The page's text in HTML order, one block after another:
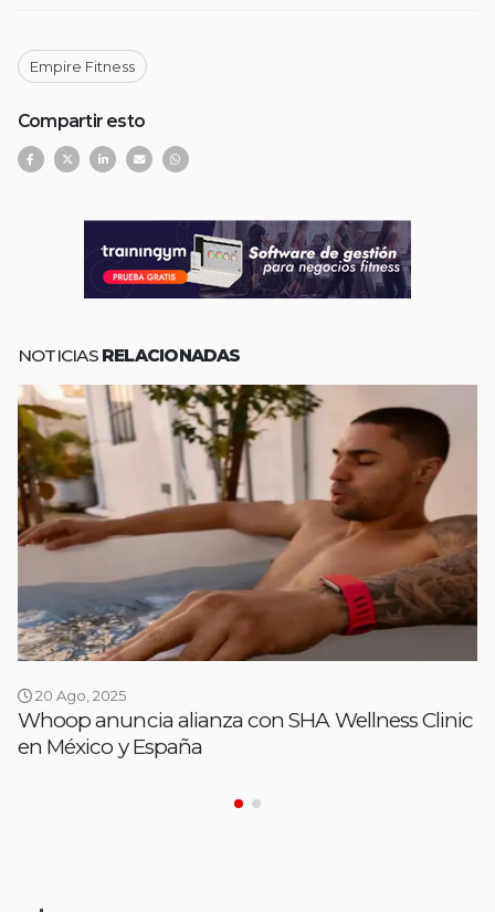
Empire Fitness
Compartir esto
NOTICIAS RELACIONADAS
20 Ago, 2025
Whoop anuncia alianza con SHA Wellness Clinic
en México y España